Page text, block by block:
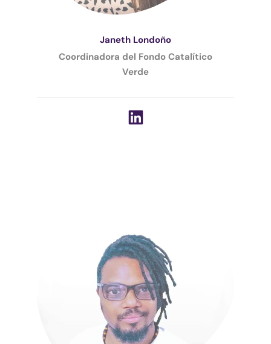
Janeth Londoño
Coordinadora del Fondo Catalítico
Verde